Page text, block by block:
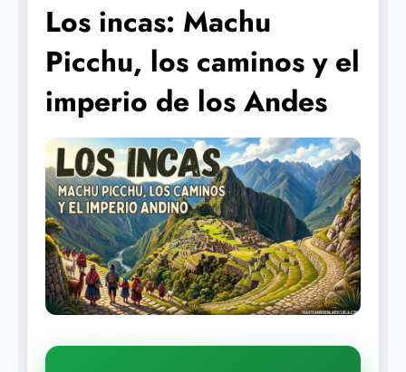
Los incas: Machu
Picchu, los caminos y el
imperio de los Andes